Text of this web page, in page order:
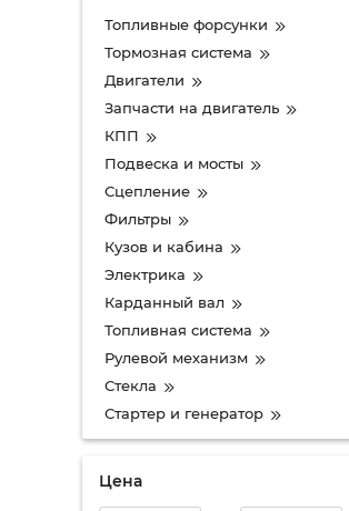
Топливные форсунки
Тормозная система
Двигатели
Запчасти на двигатель
КПП
Подвеска и мосты
Сцепление
Фильтры
Кузов и кабина
Электрика
Карданный вал
Топливная система
Рулевой механизм
Стекла
Стартер и генератор
Цена